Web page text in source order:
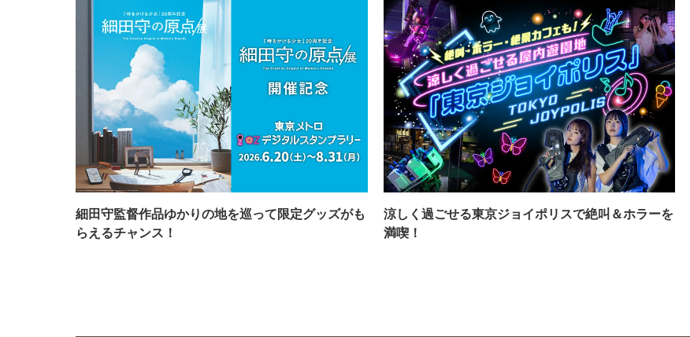
細田守監督作品ゆかりの地を巡って限定グッズがも
らえるチャンス！
涼しく過ごせる東京ジョイポリスで絶叫＆ホラーを
満喫！